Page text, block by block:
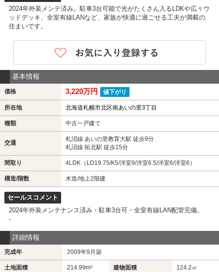
2024年外装メンテ済み。駐車3台可能で光がたくさん入るLDKや広々ウ
ッドデッキ、全室有線LANなど、家族が快適に過ごせる工夫が満載の
住まいです。
基本情報
価格 3,220万円 値下がり
所在地 北海道札幌市北区南あいの里3丁目
種類 中古一戸建て
交通
札沼線 あいの里教育大駅 徒歩9分
札沼線 拓北駅 徒歩15分
間取り 4LDK（LD19.75/K5/洋室9/洋室6.5/洋室6/洋室6）
構造/階数 木造/地上2階建
セールスコメント
2024年外装メンテナンス済み・駐車3台可・全室有線LAN配管完備。
-
詳細情報
完成年 2009年9月築
土地面積 214.99m² 建物面積 124.2㎡